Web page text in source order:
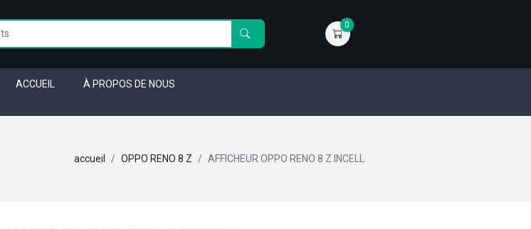
0
ACCUEIL À PROPOS DE NOUS
accueil OPPO RENO 8 Z AFFICHEUR OPPO RENO 8 Z INCELL